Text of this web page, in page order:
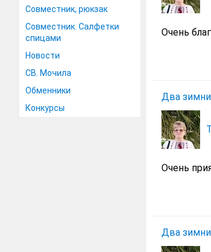
Совместник, рюкзак
Совместник. Салфетки
спицами
Новости
СВ. Мочила
Обменники
Конкурсы
Очень
Два
Очень
Два